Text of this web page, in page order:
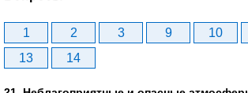
1 2 3 9 10
13
14